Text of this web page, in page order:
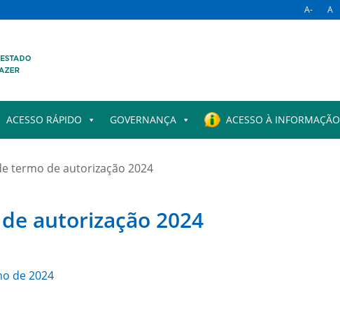
A- A
ACESSO RÁPIDO GOVERNANÇA ACESSO À INFORMAÇÃO
termo de autorização 2024
autorização 2024
de 2024